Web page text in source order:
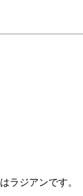
はラジアンです。